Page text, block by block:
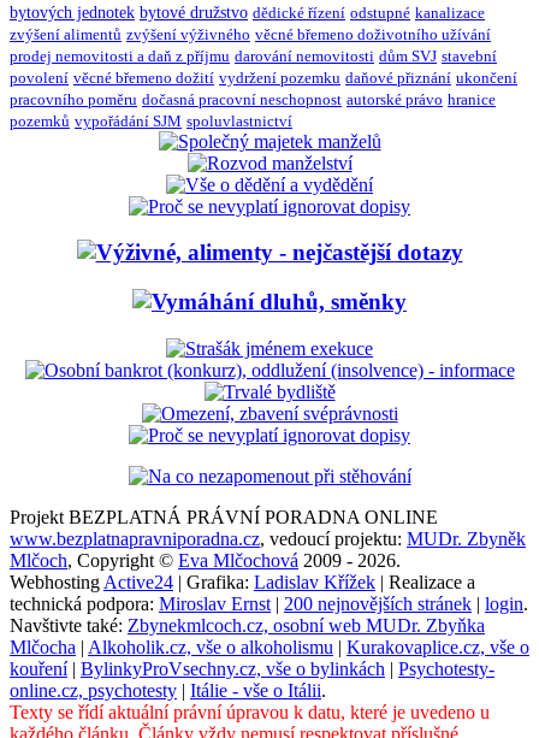
bytových jednotek bytové družstvo dědické řízení odstupné kanalizace
zvýšení alimentů zvýšení výživného věcné břemeno doživotního užívání
prodej nemovitosti a daň z příjmu darování nemovitosti dům SVJ stavební
povolení věcné břemeno dožití vydržení pozemku daňové přiznání ukončení
pracovního poměru dočasná pracovní neschopnost autorské právo hranice
pozemků vypořádání SJM spoluvlastnictví
Projekt BEZPLATNÁ PRÁVNÍ PORADNA ONLINE
www.bezplatnapravniporadna.cz, vedoucí projektu: MUDr. Zbyněk
Mlčoch, Copyright © Eva Mlčochová 2009 - 2026.
Webhosting Active24 | Grafika: Ladislav Křížek | Realizace a
technická podpora: Miroslav Ernst | 200 nejnovějších stránek | login.
Navštivte také: Zbynekmlcoch.cz, osobní web MUDr. Zbyňka
Mlčocha | Alkoholik.cz, vše o alkoholismu | Kurakovaplice.cz, vše o
kouření| BylinkyProVsechny.cz, vše o bylinkách | Psychotesty-
online.cz, psychotesty | Itálie - vše o Itálii.
Texty se řídí aktuální právní úpravou k datu, které je uvedeno u
každého článku. Články vždy nemusí respektovat příslušné